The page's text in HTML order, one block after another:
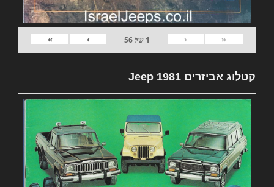
«
‹
1 של56
›
»
קטלוג אביזרים 1981 Jeep